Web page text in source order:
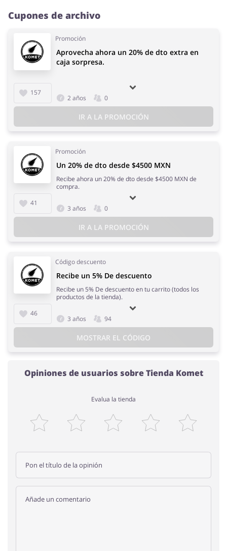
Cupones de archivo
Promoción
157
Aprovecha ahora un 20% de dto extra en
caja sorpresa.
2 años 0
IR A LA PROMOCIÓN
Promoción
41
Un 20% de dto desde $4500 MXN
Recibe ahora un 20% de dto desde $4500 MXN de
compra.
3 años 0
IR A LA PROMOCIÓN
Código descuento
46
Recibe un 5% De descuento
Recibe un 5% De descuento en tu carrito (todos los
productos de la tienda).
3 años 94
MOSTRAR EL CÓDIGO
Opiniones de usuarios sobre Tienda Komet
Evalua la tienda